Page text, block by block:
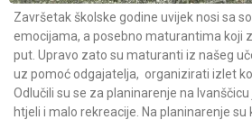
Završetak školske godine uvijek nosi sa
emocijama, a posebno maturantima koji
put. Upravo zato su maturanti iz našeg
uz pomoć odgajatelja, organizirati izlet
Odlučili su se za planinarenje na
htjeli i malo rekreacije. Na planinarenje su